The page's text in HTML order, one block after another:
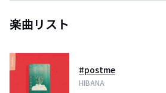
楽曲リスト
#postme
HIBANA